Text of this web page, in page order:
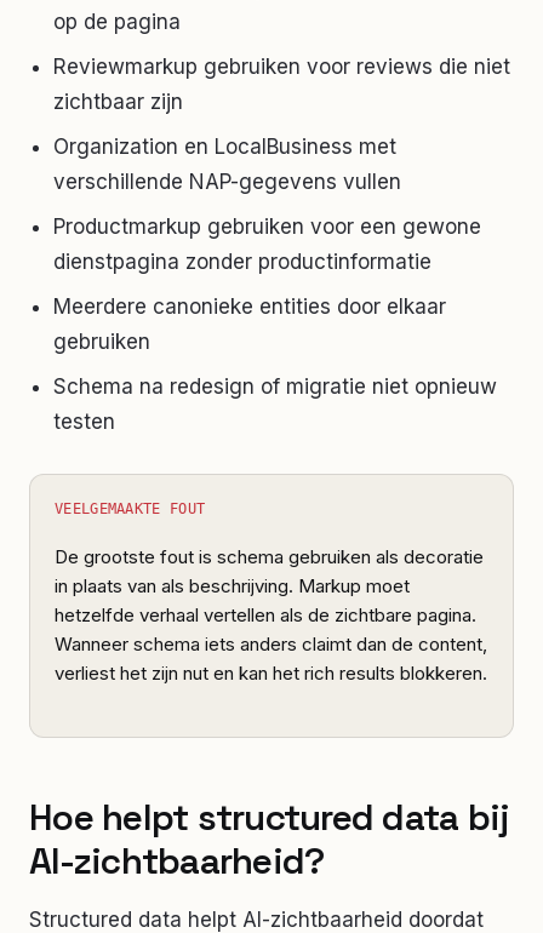
op de pagina
Reviewmarkup gebruiken voor reviews die niet
zichtbaar zijn
Organization en LocalBusiness met
verschillende NAP-gegevens vullen
Productmarkup gebruiken voor een gewone
dienstpagina zonder productinformatie
Meerdere canonieke entities door elkaar
gebruiken
Schema na redesign of migratie niet opnieuw
testen
VEELGEMAAKTE FOUT
De grootste fout is schema gebruiken als decoratie
in plaats van als beschrijving. Markup moet
hetzelfde verhaal vertellen als de zichtbare pagina.
Wanneer schema iets anders claimt dan de content,
verliest het zijn nut en kan het rich results blokkeren.
Hoe helpt structured data bij
AI-zichtbaarheid?
Structured data helpt AI-zichtbaarheid doordat